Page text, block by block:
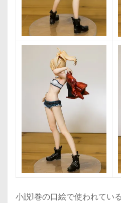
小説1巻の口絵で使われてい